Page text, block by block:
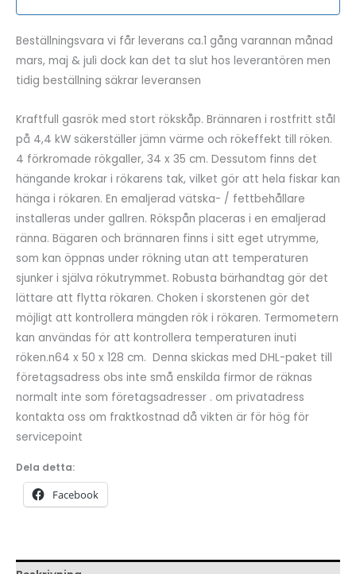
Beställningsvara vi får leverans ca.1 gång varannan månad
mars, maj & juli dock kan det ta slut hos leverantören men
tidig beställning säkrar leveransen
Kraftfull gasrök med stort rökskåp. Brännaren i rostfritt stål
på 4,4 kW säkerställer jämn värme och rökeffekt till röken.
4 förkromade rökgaller, 34 x 35 cm. Dessutom finns det
hängande krokar i rökarens tak, vilket gör att hela fiskar kan
hänga i rökaren. En emaljerad vätska- / fettbehållare
installeras under gallren. Rökspån placeras i en emaljerad
ränna. Bägaren och brännaren finns i sitt eget utrymme,
som kan öppnas under rökning utan att temperaturen
sjunker i själva rökutrymmet. Robusta bärhandtag gör det
lättare att flytta rökaren. Choken i skorstenen gör det
möjligt att kontrollera mängden rök i rökaren. Termometern
kan användas för att kontrollera temperaturen inuti
röken.n64 x 50 x 128 cm. Denna skickas med DHL-paket till
företagsadress obs inte små enskilda firmor de räknas
normalt inte som företagsadresser . om privatadress
kontakta oss om fraktkostnad då vikten är för hög för
servicepoint
Dela detta:
Facebook